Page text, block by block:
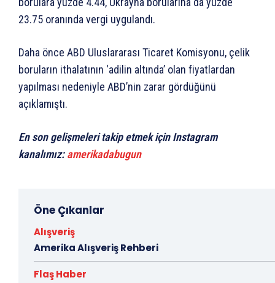
23.75 oranında vergi uygulandı.
Daha önce ABD Uluslararası Ticaret Komisyonu, çelik
boruların ithalatının ‘adilin altında’ olan fiyatlardan
yapılması nedeniyle ABD’nin zarar gördüğünü
açıklamıştı.
En son gelişmeleri takip etmek için Instagram
kanalımız:amerikadabugun
Öne Çıkanlar
Alışveriş
Amerika Alışveriş Rehberi
Flaş Haber